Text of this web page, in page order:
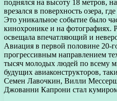
поднялся на высоту 18 метров,
врезался в поверхность озера,
Это уникальное событие было
кинохронике и на фотографиях.
освещала впечатляющий и
Авиация в первой половине 20-
прогрессивным направлением
тысяч молодых людей по всему
будущих авиаконструкторов,
Семен Лавочкин, Вилли
Джованни Капрони стал